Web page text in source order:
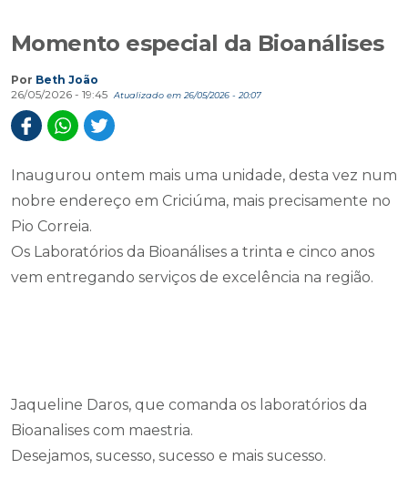
Momento especial da Bioanálises
Por Beth João
26/05/2026 - 19:45
Atualizado em 26/05/2026 - 20:07
Inaugurou ontem mais uma unidade, desta vez num
nobre endereço em Criciúma, mais precisamente no
Pio Correia.
Os Laboratórios da Bioanálises a trinta e cinco anos
vem entregando serviços de excelência na região.
Jaqueline Daros, que comanda os laboratórios da
Bioanalises com maestria.
Desejamos, sucesso, sucesso e mais sucesso.